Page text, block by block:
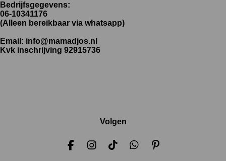
Bedrijfsgegevens:
06-10341176
(Alleen bereikbaar via whatsapp)
Email: info@mamadjos.nl
Kvk inschrijving 92915736
Volgen
F
I
T
W
P